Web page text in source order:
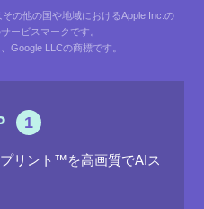
の他の国や地域におけるApple Inc.の
ービスマークです。
Google LLCの商標です。
1
リント™を高画質でAIス